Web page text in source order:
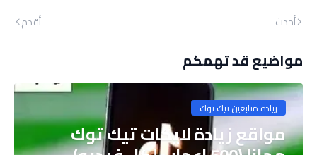
أحدث
أقدم
مواضيع قد تهمكم
زيادة متابعين تيك توك
مواقع زيادة لايكات تيك توك